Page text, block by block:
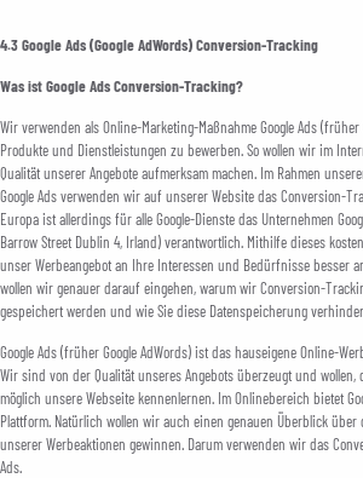
4.3 Google Ads (Google AdWords) Conversion-Tracking
Was ist Google Ads Conversion-Tracking?
Wir verwenden als Online-Marketing-Maßnahme Google Ads (früher
Produkte und Dienstleistungen zu bewerben. So wollen wir im
Qualität unserer Angebote aufmerksam machen. Im Rahmen
Google Ads verwenden wir auf unserer Website das Conversion-
Europa ist allerdings für alle Google-Dienste das Unternehmen
Barrow Street Dublin 4, Irland) verantwortlich. Mithilfe dieses
unser Werbeangebot an Ihre Interessen und Bedürfnisse besser
wollen wir genauer darauf eingehen, warum wir Conversion-
gespeichert werden und wie Sie diese Datenspeicherung
Google Ads (früher Google AdWords) ist das hauseigene Online-
Wir sind von der Qualität unseres Angebots überzeugt und wollen,
möglich unsere Webseite kennenlernen. Im Onlinebereich bietet
Plattform. Natürlich wollen wir auch einen genauen Überblick über
unserer Werbeaktionen gewinnen. Darum verwenden wir das
Ads.